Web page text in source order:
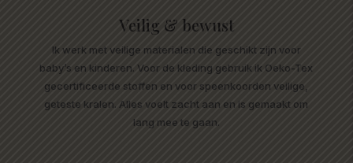
Veilig & bewust
Ik werk met veilige materialen die geschikt zijn voor
baby’s en kinderen. Voor de kleding gebruik ik Oeko-Tex
gecertificeerde stoffen en voor speenkoorden veilige,
geteste kralen. Alles voelt zacht aan en is gemaakt om
lang mee te gaan.